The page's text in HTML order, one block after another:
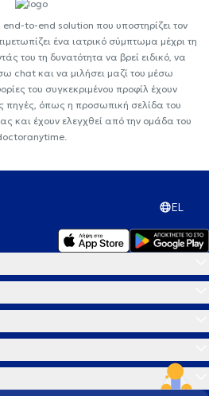
to-end solution που υποστηρίζει τον
ένα ιατρικό σύμπτωμα μέχρι τη
του τη δυνατότητα να βρεί ειδικό, να
chat και να μιλήσει μαζί του μέσω
του συγκεκριμένου προφίλ έχουν
πηγές, όπως η προσωπική σελίδα του
και έχουν ελεγχθεί από την ομάδα του
EL